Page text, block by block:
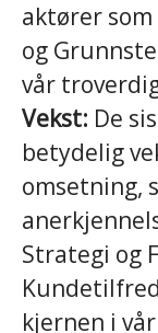
aktører som
og
vår
Vekst: De
betydelig
omsetning,
Strategi og
kjernen i